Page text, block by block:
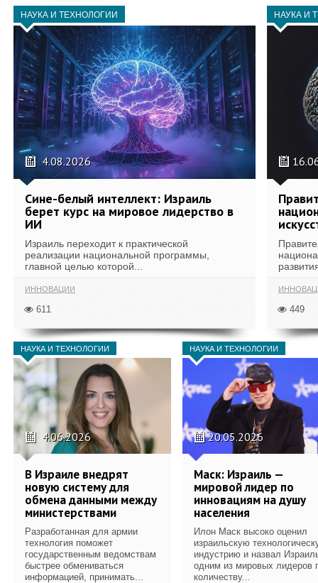
НАУКА И ТЕХНОЛОГИИ
4.08.2026
Сине-белый интеллект: Израиль
берет курс на мировое лидерство в
ИИ
Израиль переходит к практической
реализации национальной программы,
главной целью которой...
ИННОВАЦИИ
611
НАУКА И
449
НАУКА И ТЕХНОЛОГИИ
4.06.2026
В Израиле внедрят
новую систему для
обмена данными между
министерствами
Разработанная для армии
технология поможет
государственным ведомствам
быстрее обмениваться
информацией, принимать...
НАУКА И ТЕХНОЛОГИИ
20.05.2026
Маск: Израиль —
мировой лидер по
инновациям на душу
населения
Илон Маск высоко оценил
израильскую
индустрию и назвал
одним из мировых лидеров
количеству...